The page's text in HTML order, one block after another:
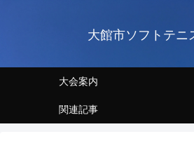
大館市ソフトテニ
大会案内
関連記事